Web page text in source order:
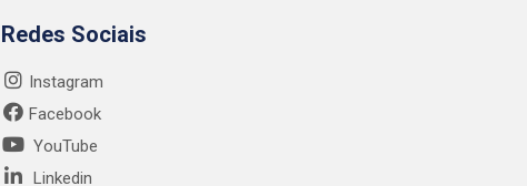
Redes Sociais
Instagram
Facebook
YouTube
Linkedin